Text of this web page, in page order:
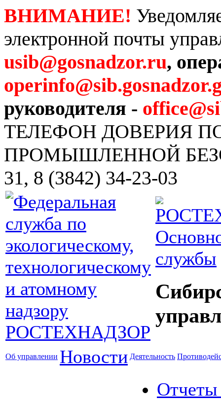
ВНИМАНИЕ!
электронной почты
usib@gosnadzor.ru,
руководителя -
ТЕЛЕФОН ДОВЕРИЯ
ПРОМЫШЛЕННОЙ
31, 8 (3842) 34-23-03
службы
Об управлении Новости Деятельность
Отчеты